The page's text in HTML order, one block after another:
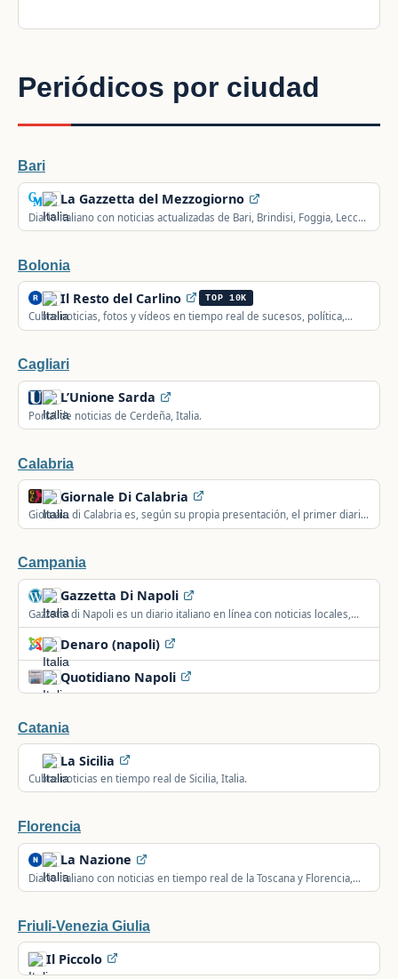
Periódicos por ciudad
Bari
La Gazzetta del Mezzogiorno
Diario italiano con noticias actualizadas de Bari, Brindisi, Foggia, Lecce,
Tarento, Matera, Potenza, Apulia y Basilicata, deporte y sucesos.
Bolonia
Il Resto del Carlino TOP 10K
Cubre noticias, fotos y vídeos en tiempo real de sucesos, política,
deporte, economía, tecnología y motor de Emilia-Romaña y Las
Cagliari
L’Unione Sarda
Portal de noticias de Cerdeña, Italia.
Calabria
Giornale Di Calabria
Giornale di Calabria es, según su propia presentación, el primer diario
de Calabria, Italia.
Campania
Gazzetta Di Napoli
Gazzetta di Napoli es un diario italiano en línea con noticias locales,
eventos, deporte y cultura de Nápoles y su provincia.
Denaro (napoli)
Quotidiano Napoli
Catania
La Sicilia
Cubre noticias en tiempo real de Sicilia, Italia.
Florencia
La Nazione
Diario italiano con noticias en tiempo real de la Toscana y Florencia,
sucesos, economía y actualidad regional.
Friuli-Venezia Giulia
Il Piccolo